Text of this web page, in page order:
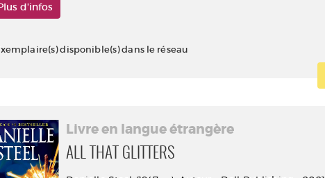
d'infos
disponible(s) dans le réseau
Livre en langue étrangère
ALL THAT GLITTERS